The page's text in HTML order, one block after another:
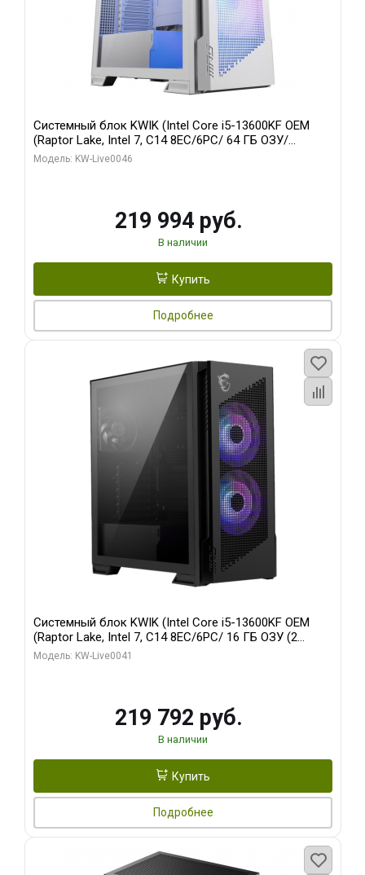
Системный блок KWIK (Intel Core i5-13600KF OEM
(Raptor Lake, Intel 7, C14 8EC/6PC/ 64 ГБ ОЗУ/
Gigabyte RTX5060Ti GAMING OC 8GB GDDR7 128bit
Модель: KW-Live0046
219 994 руб.
В наличии
Купить
Подробнее
Системный блок KWIK (Intel Core i5-13600KF OEM
(Raptor Lake, Intel 7, C14 8EC/6PC/ 16 ГБ ОЗУ (2
модуля)/ Palit RTX5080 GAMINGPRO OC 16GB GDDR7
Модель: KW-Live0041
219 792 руб.
В наличии
Купить
Подробнее